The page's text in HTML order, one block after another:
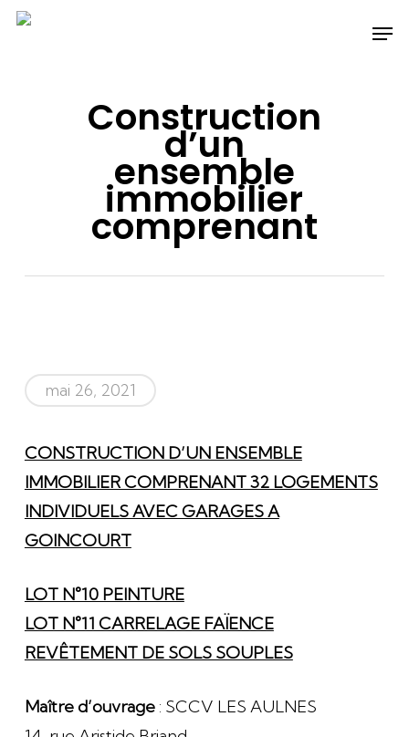
Skip
Construction
d’un
ensemble
immobilier
comprenant
mai 26, 2021
CONSTRUCTION D’UN ENSEMBLE
IMMOBILIER COMPRENANT 32 LOGEMENTS
INDIVIDUELS AVEC GARAGES A
GOINCOURT
LOT N°10 PEINTURE
LOT N°11 CARRELAGE FAÏENCE
REVÊTEMENT DE SOLS SOUPLES
Maître d’ouvrage: SCCV LES AULNES